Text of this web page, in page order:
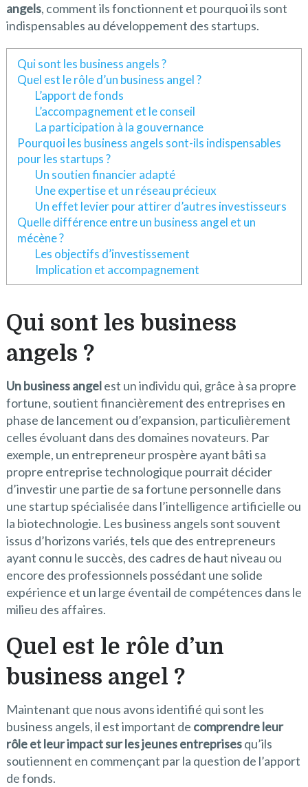
angels, comment ils fonctionnent et pourquoi ils sont
indispensables au développement des startups.
Qui sont les business angels ?
Quel est le rôle d’un business angel ?
L’apport de fonds
L’accompagnement et le conseil
La participation à la gouvernance
Pourquoi les business angels sont-ils indispensables
pour les startups ?
Un soutien financier adapté
Une expertise et un réseau précieux
Un effet levier pour attirer d’autres investisseurs
Quelle différence entre un business angel et un
mécène ?
Les objectifs d’investissement
Implication et accompagnement
Qui sont les business
angels ?
Un business angelest un individu qui, grâce à sa propre
fortune, soutient financièrement des entreprises en
phase de lancement ou d’expansion, particulièrement
celles évoluant dans des domaines novateurs. Par
exemple, un entrepreneur prospère ayant bâti sa
propre entreprise technologique pourrait décider
d’investir une partie de sa fortune personnelle dans
une startup spécialisée dans l’intelligence artificielle ou
la biotechnologie. Les business angels sont souvent
issus d’horizons variés, tels que des entrepreneurs
ayant connu le succès, des cadres de haut niveau ou
encore des professionnels possédant une solide
expérience et un large éventail de compétences dans le
milieu des affaires.
Quel est le rôle d’un
business angel ?
Maintenant que nous avons identifié qui sont les
business angels, il est important de comprendre leur
rôle et leur impact sur les jeunes entreprisesqu’ils
soutiennent en commençant par la question de l’apport
de fonds.